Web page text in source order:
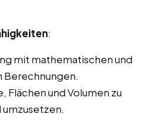
:
mit mathematischen und
Flächen und Volumen zu